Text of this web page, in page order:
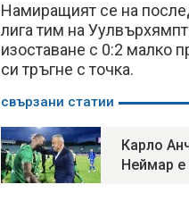
Намиращият се на
лига тим на
изоставане с 0:2 малко
си тръгне с точка.
свързани статии
Карло
Неймар е